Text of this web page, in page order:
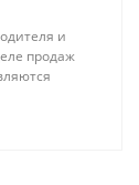
и
продаж